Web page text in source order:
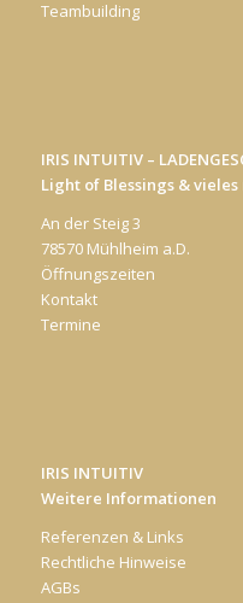
Teambuilding
IRIS INTUITIV –
Light of Blessings &
An der Steig 3
78570 Mühlheim a.D.
Öffnungszeiten
Kontakt
Termine
IRIS INTUITIV
Weitere Informationen
Referenzen & Links
Rechtliche Hinweise
AGBs